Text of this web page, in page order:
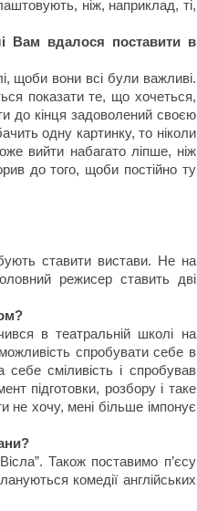
ніж, наприклад, ті,
Вам вдалося поставити в
щоби вони всі були важливі.
показати те, що хочеться,
до кінця задоволений своєю
одну картинку, то ніколи
вийти набагато ліпше, ніж
до того, щоби постійно ту
ставити вистави. Не на
режисер ставить дві
в театральній школі на
спробувати себе в
сміливість і спробував
підготовки, розбору і таке
не хочу, мені більше імпонує
Також поставимо п’єсу
комедії англійських